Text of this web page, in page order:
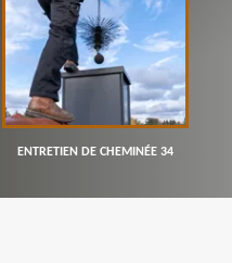
ENTRETIEN DE CHEMINÉE 34